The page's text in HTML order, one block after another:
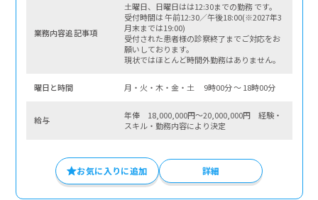
業務内容追記事項
土曜日、日曜日はは12:30までの勤務 です。
受付時間は 午前12:30／午後18:00(※2027年3
月末までは19:00)
受付された患者様の診察終了までご対応をお
願いしております。
現状ではほとんど時間外勤務はありません。
曜⽇と時間 月・火・木・金・土 9時00分 〜 18時00分
給与
年俸 18,000,000円～20,000,000円 経験・
スキル・勤務内容により決定
お気に入りに追加 詳細